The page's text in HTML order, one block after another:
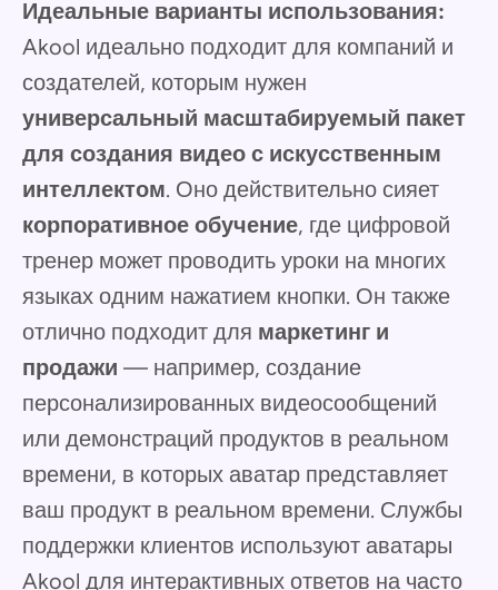
Идеальные варианты использования:
Akool идеально подходит для компаний и
создателей, которым нужен
универсальный масштабируемый пакет
для создания видео с искусственным
интеллектом. Оно действительно сияет
корпоративное обучение, где цифровой
тренер может проводить уроки на многих
языках одним нажатием кнопки. Он также
отлично подходит для маркетинг и
продажи — например, создание
персонализированных видеосообщений
или демонстраций продуктов в реальном
времени, в которых аватар представляет
ваш продукт в реальном времени. Службы
поддержки клиентов используют аватары
Akool для интерактивных ответов на часто